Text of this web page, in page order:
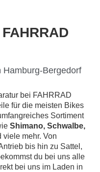
Hamburg-Bergedorf
bei FAHRRAD
für die meisten Bikes
Sortiment
Shimano, Schwalbe,
viele mehr. Von
bis hin zu Sattel,
du bei uns alle
bei uns im Laden in